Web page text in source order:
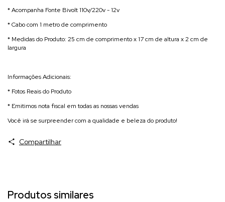
* Acompanha Fonte Bivolt 110v/220v - 12v
* Cabo com 1 metro de comprimento
* Medidas do Produto: 25 cm de comprimento x 17 cm de altura x 2 cm de
largura
Informações Adicionais:
* Fotos Reais do Produto
* Emitimos nota fiscal em todas as nossas vendas
Você irá se surpreender com a qualidade e beleza do produto!
Compartilhar
Produtos similares